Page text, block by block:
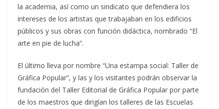
la academia, así como un sindicato que defendiera los
intereses de los artistas que trabajaban en los edificios
públicos y sus obras con función didáctica, nombrado “El
arte en pie de lucha”.
El último lleva por nombre “Una estampa social: Taller de
Gráfica Popular”, y las y los visitantes podrán observar la
fundación del Taller Editorial de Gráfica Popular por parte
de los maestros que dirigían los talleres de las Escuelas